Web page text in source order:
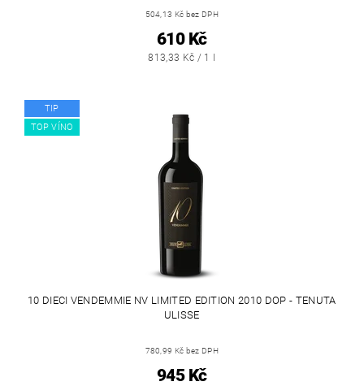
504,13 Kč bez DPH
610 Kč
813,33 Kč / 1 l
TIP
TOP VÍNO
10 DIECI VENDEMMIE NV LIMITED EDITION 2010 DOP - TENUTA
ULISSE
780,99 Kč bez DPH
945 Kč